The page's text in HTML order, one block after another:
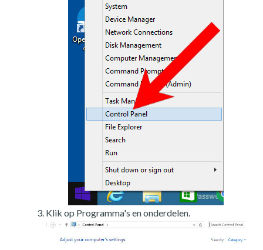
Klik op Programma's en onderdelen.